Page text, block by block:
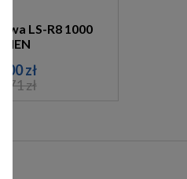
LS-R8 1000
zł
zł